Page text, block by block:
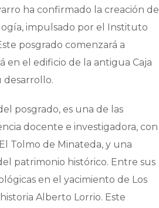
ha confirmado la creación de
impulsado por el Instituto
posgrado comenzará a
en el edificio de la antigua Caja
desarrollo.
posgrado, es una de las
docente e investigadora, con
Tolmo de Minateda, y una
patrimonio histórico. Entre sus
en el yacimiento de Los
Alberto Lorrio. Este